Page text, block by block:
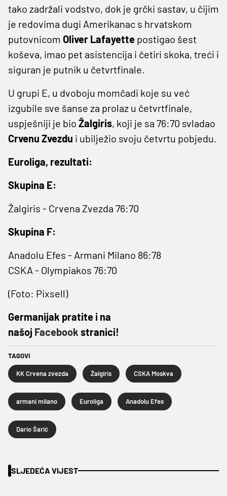
tako zadržali vodstvo, dok je grčki sastav, u čijim
je redovima dugi Amerikanac s hrvatskom
putovnicom Oliver Lafayette postigao šest
koševa, imao pet asistencija i četiri skoka, treći i
siguran je putnik u četvrtfinale.
U grupi E, u dvoboju momčadi koje su već
izgubile sve šanse za prolaz u četvrtfinale,
uspješniji je bio Žalgiris, koji je sa 76:70 svladao
Crvenu Zvezdu i ubilježio svoju četvrtu pobjedu.
Euroliga, rezultati:
Skupina E:
Žalgiris - Crvena Zvezda 76:70
Skupina F:
Anadolu Efes - Armani Milano 86:78
CSKA - Olympiakos 76:70
(Foto: Pixsell)
Germanijak pratite i na
našoj Facebook stranici!
TAGOVI
KK Crvena zvezda Žalgiris CSKA Moskva
armani milano Euroliga Anadolu Efes
Dario Šarić
SLJEDEĆA VIJEST